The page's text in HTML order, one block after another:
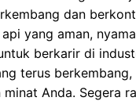
dan
yang aman,
berkarir di
terus
Anda. Segera